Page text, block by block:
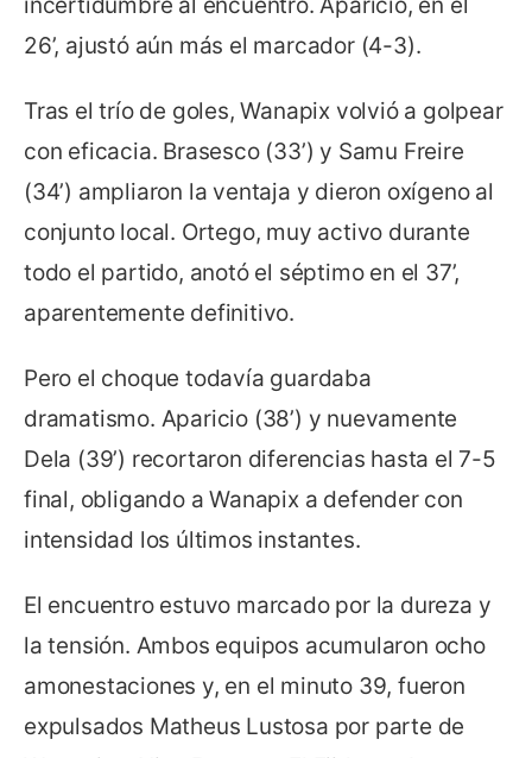
26’, ajustó aún más el marcador (4-3).
Tras el trío de goles, Wanapix volvió a golpear
con eficacia. Brasesco (33’) y Samu Freire
(34’) ampliaron la ventaja y dieron oxígeno al
conjunto local. Ortego, muy activo durante
todo el partido, anotó el séptimo en el 37’,
aparentemente definitivo.
Pero el choque todavía guardaba
dramatismo. Aparicio (38’) y nuevamente
Dela (39’) recortaron diferencias hasta el 7-5
final, obligando a Wanapix a defender con
intensidad los últimos instantes.
El encuentro estuvo marcado por la dureza y
la tensión. Ambos equipos acumularon ocho
amonestaciones y, en el minuto 39, fueron
expulsados Matheus Lustosa por parte de